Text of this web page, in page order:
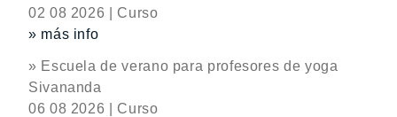
02 08 2026 | Curso
» más info
» Escuela de verano para profesores de yoga
Sivananda
06 08 2026 | Curso